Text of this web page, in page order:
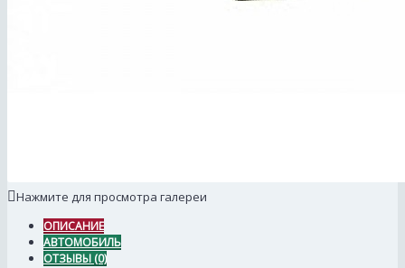
Нажмите для просмотра галереи
ОПИСАНИЕ
АВТОМОБИЛЬ
ОТЗЫВЫ (0)